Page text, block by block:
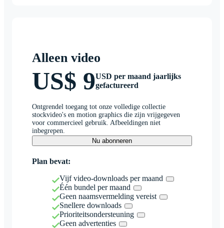
Alleen video
US$ 9USD per maand jaarlijks
gefactureerd
Ontgrendel toegang tot onze volledige collectie
stockvideo's en motion graphics die zijn vrijgegeven
voor commercieel gebruik. Afbeeldingen niet
inbegrepen.
Nu abonneren
Plan bevat:
Vijf video-downloads per maand
Één bundel per maand
Geen naamsvermelding vereist
Snellere downloads
Prioriteitsondersteuning
Geen advertenties